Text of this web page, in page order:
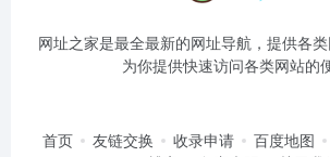
网址之家是最全最新的网址导航，提供各类
为你提供快速访问各类网站的
首页 友链交换 收录申请 百度地图